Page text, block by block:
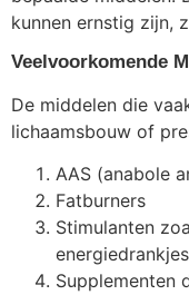
kunnen ernstig zijn,
Veelvoorkomende
De middelen die
lichaamsbouw of
AAS (anabole
Fatburners
Stimulanten
energiedrankjes
Supplementen